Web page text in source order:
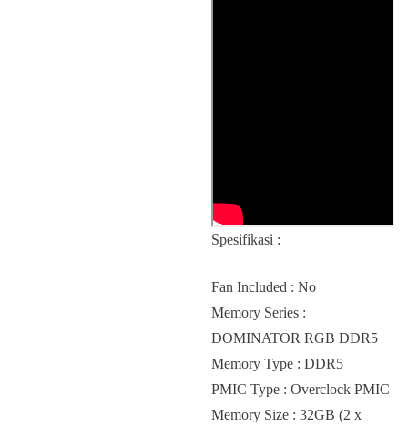
Spesifikasi :
Fan Included : No
Memory Series :
DOMINATOR RGB DDR5
Memory Type : DDR5
PMIC Type : Overclock PMIC
Memory Size : 32GB (2 x